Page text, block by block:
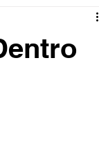
Biografias